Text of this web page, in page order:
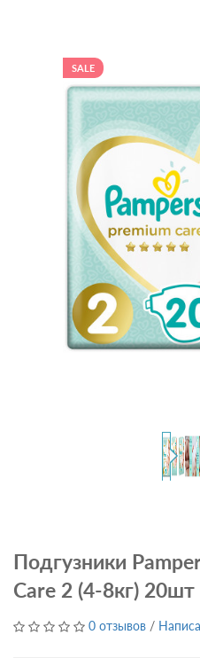
SALE
Подгузники
Care 2 (4-8кг) 20шт
0 отзывов /